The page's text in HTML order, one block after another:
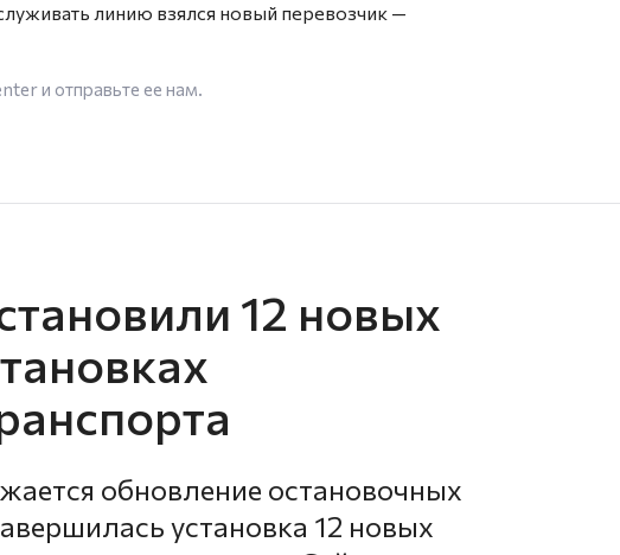
линию взялся новый перевозчик —
и отправьте ее нам.
12 новых
обновление остановочных
установка 12 новых